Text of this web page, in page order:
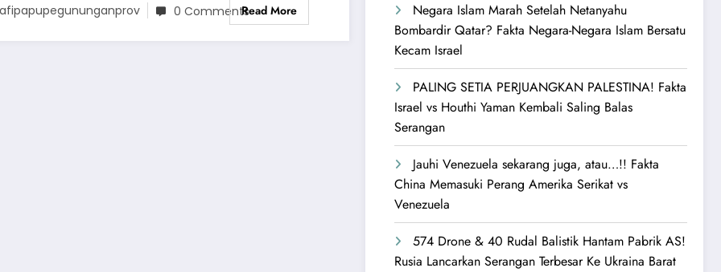
0 CommentsRead More
Negara Islam Marah Setelah Netanyahu
Bombardir Qatar? Fakta Negara-Negara Islam Bersatu
Kecam Israel
PALING SETIA PERJUANGKAN PALESTINA! Fakta
Israel vs Houthi Yaman Kembali Saling Balas
Serangan
Jauhi Venezuela sekarang juga, atau…!! Fakta
China Memasuki Perang Amerika Serikat vs
Venezuela
574 Drone & 40 Rudal Balistik Hantam Pabrik AS!
Rusia Lancarkan Serangan Terbesar Ke Ukraina Barat